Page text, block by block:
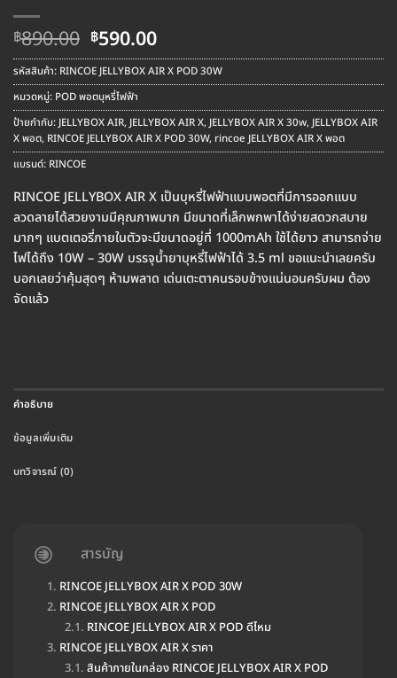
฿890.00 Original
price
was:
฿890.00.
฿590.00Current
price
is:
฿590.00.
รหัสสินค้า: RINCOE JELLYBOX AIR X POD 30W
หมวดหมู่: POD พอตบุหรี่ไฟฟ้า
ป้ายกำกับ:JELLYBOX AIR, JELLYBOX AIR X, JELLYBOX AIR X 30w, JELLYBOX AIR
X พอต, RINCOE JELLYBOX AIR X POD 30W, rincoe JELLYBOX AIR X พอต
แบรนด์: RINCOE
RINCOE JELLYBOX AIR X เป็นบุหรี่ไฟฟ้าแบบพอตที่มีการออกแบบ
ลวดลายได้สวยงามมีคุณภาพมาก มีขนาดที่เล็กพกพาได้ง่ายสดวกสบาย
มากๆ แบตเตอรี่ภายในตัวจะมีขนาดอยู่ที่ 1000mAh ใช้ได้ยาว สามารถจ่าย
ไฟได้ถึง 10W – 30W บรรจุน้ำยาบุหรี่ไฟฟ้าได้ 3.5 ml ขอแนะนำเลยครับ
บอกเลยว่าคุ้มสุดๆ ห้ามพลาด เด่นเตะตาคนรอบข้างแน่นอนครับผม ต้อง
จัดแล้ว
คำอธิบาย
ข้อมูลเพิ่มเติม
บทวิจารณ์ (0)
สารบัญ
RINCOE JELLYBOX AIR X POD 30W
RINCOE JELLYBOX AIR X POD
RINCOE JELLYBOX AIR X POD ดีไหม
RINCOE JELLYBOX AIR X ราคา
สินค้าภายในกล่อง RINCOE JELLYBOX AIR X POD